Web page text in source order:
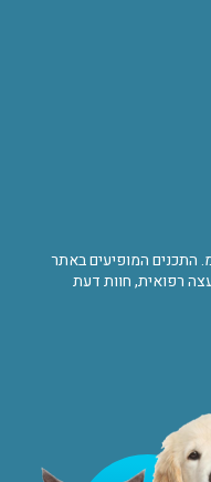
התכנים המופיעים באתר
רפואית, חוות דעת